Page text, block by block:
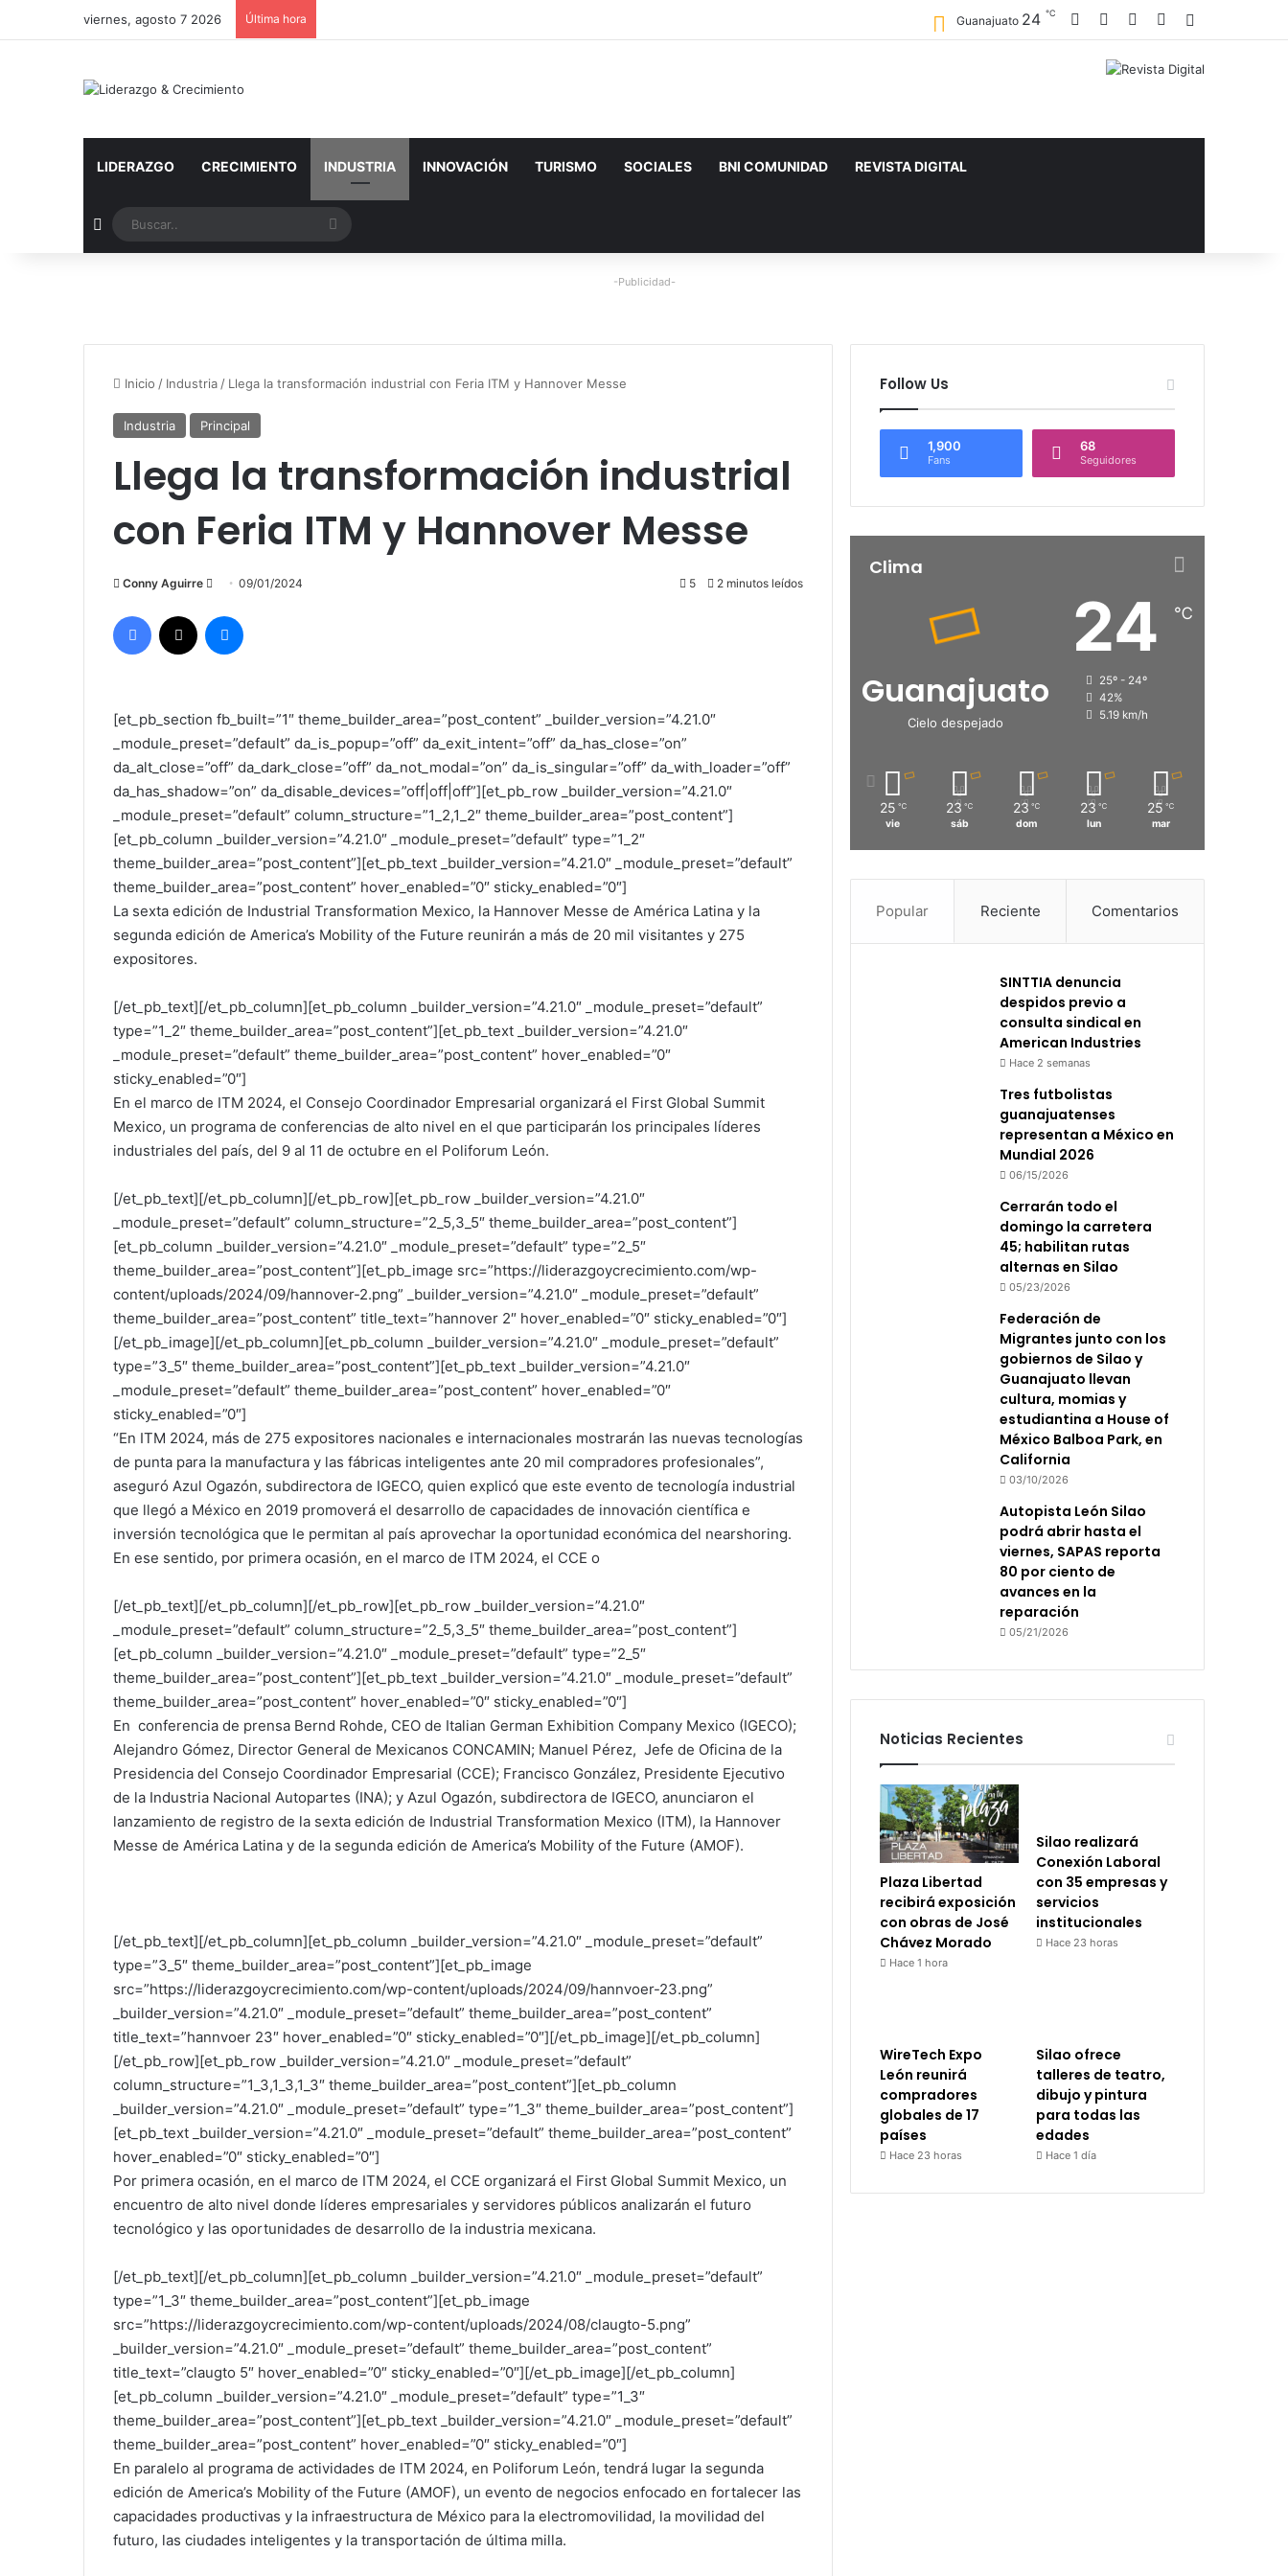
viernes, agosto 7 2026 Última hora Guanajuato 24 ℃ Facebook YouTubeInstagram
LIDERAZGO CRECIMIENTO INDUSTRIA INNOVACIÓN TURISMO SOCIALES BNI COMUNIDAD REVISTA DIGITAL
Artículo aleatorio
-Publicidad-
Inicio / Industria / Llega la transformación industrial con Feria ITM y Hannover Messe
Industria Principal
Llega la transformación industrial
con Feria ITM y Hannover Messe
Conny Aguirre
d
e
m
a
i
l
09/01/2024 5 2 minutos leídos
[et_pb_section fb_built=”1″ theme_builder_area=”post_content” _builder_version=”4.21.0″
_module_preset=”default” da_is_popup=”off” da_exit_intent=”off” da_has_close=”on”
da_alt_close=”off” da_dark_close=”off” da_not_modal=”on” da_is_singular=”off” da_with_loader=”off”
da_has_shadow=”on” da_disable_devices=”off|off|off”][et_pb_row _builder_version=”4.21.0″
_module_preset=”default” column_structure=”1_2,1_2″ theme_builder_area=”post_content”]
[et_pb_column _builder_version=”4.21.0″ _module_preset=”default” type=”1_2″
theme_builder_area=”post_content”][et_pb_text _builder_version=”4.21.0″ _module_preset=”default”
theme_builder_area=”post_content” hover_enabled=”0″ sticky_enabled=”0″]
La sexta edición de Industrial Transformation Mexico, la Hannover Messe de América Latina y la
segunda edición de America’s Mobility of the Future reunirán a más de 20 mil visitantes y 275
expositores.
[/et_pb_text][/et_pb_column][et_pb_column _builder_version=”4.21.0″ _module_preset=”default”
type=”1_2″ theme_builder_area=”post_content”][et_pb_text _builder_version=”4.21.0″
_module_preset=”default” theme_builder_area=”post_content” hover_enabled=”0″
sticky_enabled=”0″]
En el marco de ITM 2024, el Consejo Coordinador Empresarial organizará el First Global Summit
Mexico, un programa de conferencias de alto nivel en el que participarán los principales líderes
industriales del país, del 9 al 11 de octubre en el Poliforum León.
[/et_pb_text][/et_pb_column][/et_pb_row][et_pb_row _builder_version=”4.21.0″
_module_preset=”default” column_structure=”2_5,3_5″ theme_builder_area=”post_content”]
[et_pb_column _builder_version=”4.21.0″ _module_preset=”default” type=”2_5″
theme_builder_area=”post_content”][et_pb_image src=”https://liderazgoycrecimiento.com/wp-
content/uploads/2024/09/hannover-2.png” _builder_version=”4.21.0″ _module_preset=”default”
theme_builder_area=”post_content” title_text=”hannover 2″ hover_enabled=”0″ sticky_enabled=”0″]
[/et_pb_image][/et_pb_column][et_pb_column _builder_version=”4.21.0″ _module_preset=”default”
type=”3_5″ theme_builder_area=”post_content”][et_pb_text _builder_version=”4.21.0″
_module_preset=”default” theme_builder_area=”post_content” hover_enabled=”0″
sticky_enabled=”0″]
“En ITM 2024, más de 275 expositores nacionales e internacionales mostrarán las nuevas tecnologías
de punta para la manufactura y las fábricas inteligentes ante 20 mil compradores profesionales”,
aseguró Azul Ogazón, subdirectora de IGECO, quien explicó que este evento de tecnología industrial
que llegó a México en 2019 promoverá el desarrollo de capacidades de innovación científica e
inversión tecnológica que le permitan al país aprovechar la oportunidad económica del nearshoring.
En ese sentido, por primera ocasión, en el marco de ITM 2024, el CCE o
[/et_pb_text][/et_pb_column][/et_pb_row][et_pb_row _builder_version=”4.21.0″
_module_preset=”default” column_structure=”2_5,3_5″ theme_builder_area=”post_content”]
[et_pb_column _builder_version=”4.21.0″ _module_preset=”default” type=”2_5″
theme_builder_area=”post_content”][et_pb_text _builder_version=”4.21.0″ _module_preset=”default”
theme_builder_area=”post_content” hover_enabled=”0″ sticky_enabled=”0″]
En conferencia de prensa Bernd Rohde, CEO de Italian German Exhibition Company Mexico (IGECO);
Alejandro Gómez, Director General de Mexicanos CONCAMIN; Manuel Pérez, Jefe de Oficina de la
Presidencia del Consejo Coordinador Empresarial (CCE); Francisco González, Presidente Ejecutivo
de la Industria Nacional Autopartes (INA); y Azul Ogazón, subdirectora de IGECO, anunciaron el
lanzamiento de registro de la sexta edición de Industrial Transformation Mexico (ITM), la Hannover
Messe de América Latina y de la segunda edición de America’s Mobility of the Future (AMOF).
[/et_pb_text][/et_pb_column][et_pb_column _builder_version=”4.21.0″ _module_preset=”default”
type=”3_5″ theme_builder_area=”post_content”][et_pb_image
src=”https://liderazgoycrecimiento.com/wp-content/uploads/2024/09/hannvoer-23.png”
_builder_version=”4.21.0″ _module_preset=”default” theme_builder_area=”post_content”
title_text=”hannvoer 23″ hover_enabled=”0″ sticky_enabled=”0″][/et_pb_image][/et_pb_column]
[/et_pb_row][et_pb_row _builder_version=”4.21.0″ _module_preset=”default”
column_structure=”1_3,1_3,1_3″ theme_builder_area=”post_content”][et_pb_column
_builder_version=”4.21.0″ _module_preset=”default” type=”1_3″ theme_builder_area=”post_content”]
[et_pb_text _builder_version=”4.21.0″ _module_preset=”default” theme_builder_area=”post_content”
hover_enabled=”0″ sticky_enabled=”0″]
Por primera ocasión, en el marco de ITM 2024, el CCE organizará el First Global Summit Mexico, un
encuentro de alto nivel donde líderes empresariales y servidores públicos analizarán el futuro
tecnológico y las oportunidades de desarrollo de la industria mexicana.
[/et_pb_text][/et_pb_column][et_pb_column _builder_version=”4.21.0″ _module_preset=”default”
type=”1_3″ theme_builder_area=”post_content”][et_pb_image
src=”https://liderazgoycrecimiento.com/wp-content/uploads/2024/08/claugto-5.png”
_builder_version=”4.21.0″ _module_preset=”default” theme_builder_area=”post_content”
title_text=”claugto 5″ hover_enabled=”0″ sticky_enabled=”0″][/et_pb_image][/et_pb_column]
[et_pb_column _builder_version=”4.21.0″ _module_preset=”default” type=”1_3″
theme_builder_area=”post_content”][et_pb_text _builder_version=”4.21.0″ _module_preset=”default”
theme_builder_area=”post_content” hover_enabled=”0″ sticky_enabled=”0″]
En paralelo al programa de actividades de ITM 2024, en Poliforum León, tendrá lugar la segunda
edición de America’s Mobility of the Future (AMOF), un evento de negocios enfocado en fortalecer las
capacidades productivas y la infraestructura de México para la electromovilidad, la movilidad del
futuro, las ciudades inteligentes y la transportación de última milla.
Follow Us
1,900
Fans
68
Seguidores
Clima
Guanajuato
Cielo despejado
24 ℃
25º - 24º
42%
5.19 km/h
25 ℃
vie
23 ℃
sáb
23 ℃
dom
23 ℃
lun
25 ℃
mar
Popular Reciente Comentarios
SINTTIA denuncia
despidos previo a
consulta sindical en
American Industries
Hace 2 semanas
Tres futbolistas
guanajuatenses
representan a México en
Mundial 2026
06/15/2026
Cerrarán todo el
domingo la carretera
45; habilitan rutas
alternas en Silao
05/23/2026
Federación de
Migrantes junto con los
gobiernos de Silao y
Guanajuato llevan
cultura, momias y
estudiantina a House of
México Balboa Park, en
California
03/10/2026
Autopista León Silao
podrá abrir hasta el
viernes, SAPAS reporta
80 por ciento de
avances en la
reparación
05/21/2026
Noticias Recientes
Plaza Libertad
recibirá exposición
con obras de José
Chávez Morado
Hace 1 hora
Silao realizará
Conexión Laboral
con 35 empresas y
servicios
institucionales
Hace 23 horas
WireTech Expo
León reunirá
compradores
globales de 17
países
Hace 23 horas
Silao ofrece
talleres de teatro,
dibujo y pintura
para todas las
edades
Hace 1 día